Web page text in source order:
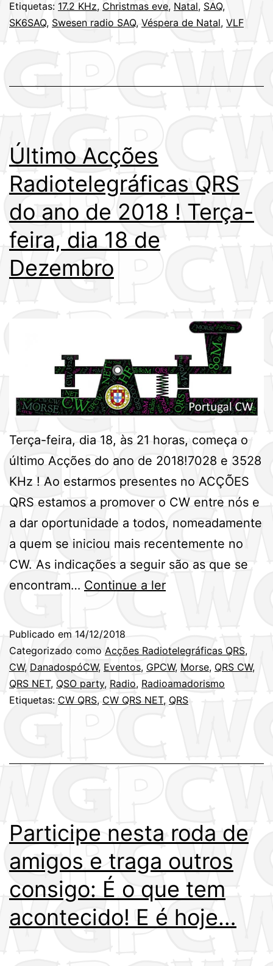
Etiquetas: 17.2 KHz, Christmas eve, Natal, SAQ,
SK6SAQ, Swesen radio SAQ, Véspera de Natal, VLF
Último Acções
Radiotelegráficas QRS
do ano de 2018 ! Terça-
feira, dia 18 de
Dezembro
Terça-feira, dia 18, às 21 horas, começa o
último Acções do ano de 2018!7028 e 3528
KHz ! Ao estarmos presentes no ACÇÕES
QRS estamos a promover o CW entre nós e
a dar oportunidade a todos, nomeadamente
a quem se iniciou mais recentemente no
CW. As indicações a seguir são as que se
encontram… Continue a lerÚltimo
QRS
do
ano
de
18
de
Dezembro
Publicado em 14/12/2018
Categorizado como Acções Radiotelegráficas QRS,
CW, DanadospóCW, Eventos, GPCW, Morse, QRS CW,
QRS NET, QSO party, Radio, Radioamadorismo
Etiquetas: CW QRS, CW QRS NET, QRS
Participe nesta roda de
amigos e traga outros
consigo: É o que tem
acontecido! E é hoje…